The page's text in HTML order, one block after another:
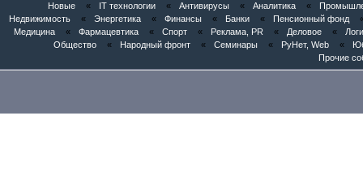
Патентное бюро «Институт Инноваций
ассистента «POSINT» в Евразийском
Новые « IT технологии « Антивирусы « Аналитика «
Недвижимость
« Энергетика « Финансы « Банки « Пенсионный фонд
Медицина
« Фармацевтика « Спорт « Реклама, PR « Деловое «
Общество
« Народный фронт « Семинары « РуНет, Web «
Прочие